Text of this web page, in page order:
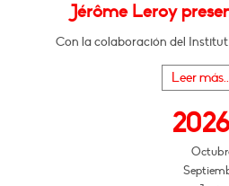
Jérôme Leroy
Con la colaboración del
Leer
2026